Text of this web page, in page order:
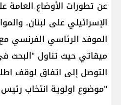
عن تطورات الأوضاع
الإسرائيلي على لبنان.
الموفد الرئاسي الفرنسي
ميقاتي حيث تناول "البحث
التوصل إلى اتفاق لوقف
"موضوع اولوية انتخاب